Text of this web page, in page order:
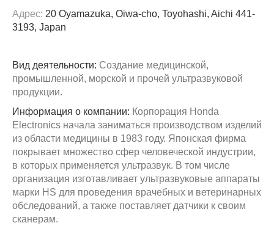
Адрес: 20 Oyamazuka, Oiwa-cho, Toyohashi, Aichi 441-
3193, Japan
Вид деятельности: Создание медицинской,
промышленной, морской и прочей ультразвуковой
продукции.
Информация о компании: Корпорация Honda
Electronics начала заниматься производством изделий
из области медицины в 1983 году. Японская фирма
покрывает множество сфер человеческой индустрии,
в которых применяется ультразвук. В том числе
организация изготавливает ультразвуковые аппараты
марки HS для проведения врачебных и ветеринарных
обследований, а также поставляет датчики к своим
сканерам.